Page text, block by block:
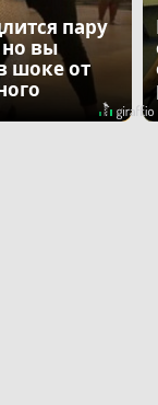
пару
но вы
шоке от